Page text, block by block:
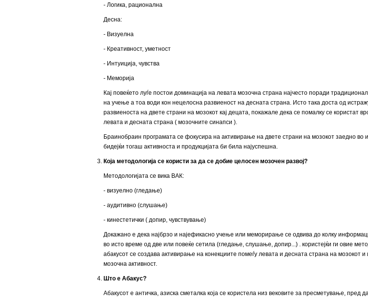
- Логика, рационална
Десна:
- Визуелна
- Креативност, уметност
- Интуиција, чувства
- Меморија
Кај повеќето луѓе постои доминација на левата мозочна страна најчесто поради
на учење а тоа води кон нецелосна развиеност на десната страна. Исто така доста од
развиеноста на двете страни на мозокот кај децата, покажале дека се помалку се користат
левата и десната страна ( мозочните синапси ).
Браинобраин програмата се фокусира на активирање на двете страни на мозокот заедно во
бидејќи тогаш активноста и продукцијата би била најуспешна.
Која методологија се користи за да се добие целосен мозочен развој?
Методологијата се вика ВАК:
- визуелно (гледање)
- аудитивно (слушање)
- кинестетички ( допир, чувствување)
Докажано е дека најбрзо и најефикасно учење или меморирање се одвива до колку
во исто време од две или повеќе сетила (гледање, слушање, допир...) . користејќи ги овие
абакусот се создава активирање на конекциите помеѓу левата и десната страна на мозокот и
мозочна активност.
Што е Абакус?
Абакусот е античка, азиска сметалка која се користела низ вековите за пресметување, пред